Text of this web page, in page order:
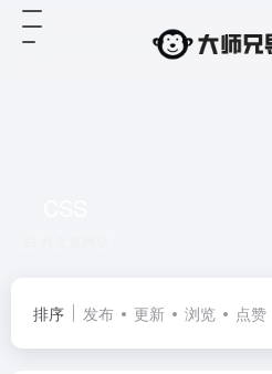
排序 发布 更新 浏览 点赞